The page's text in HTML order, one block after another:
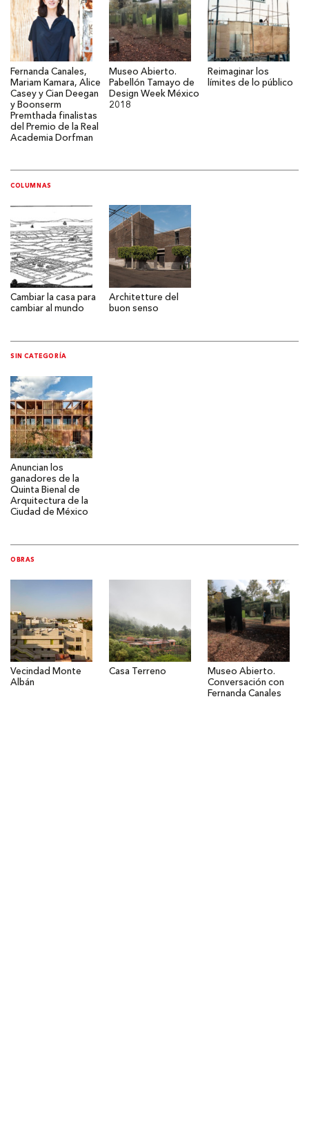
Fernanda Canales,
Mariam Kamara, Alice
Casey y Cian Deegan
y Boonserm
Premthada finalistas
del Premio de la Real
Academia Dorfman
Museo Abierto.
Pabellón Tamayo de
Design Week México
2018
Reimaginar los
límites de lo público
COLUMNAS
Cambiar la casa para
cambiar al mundo
Architetture del
buon senso
SIN CATEGORÍA
Anuncian los
ganadores de la
Quinta Bienal de
Arquitectura de la
Ciudad de México
OBRAS
Vecindad Monte
Albán
Casa Terreno
Museo Abierto.
Conversación con
Fernanda Canales